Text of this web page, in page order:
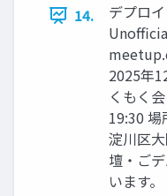
14.
デプロ
2025年
くもく
19:30
淀川区
壇・ご
います。